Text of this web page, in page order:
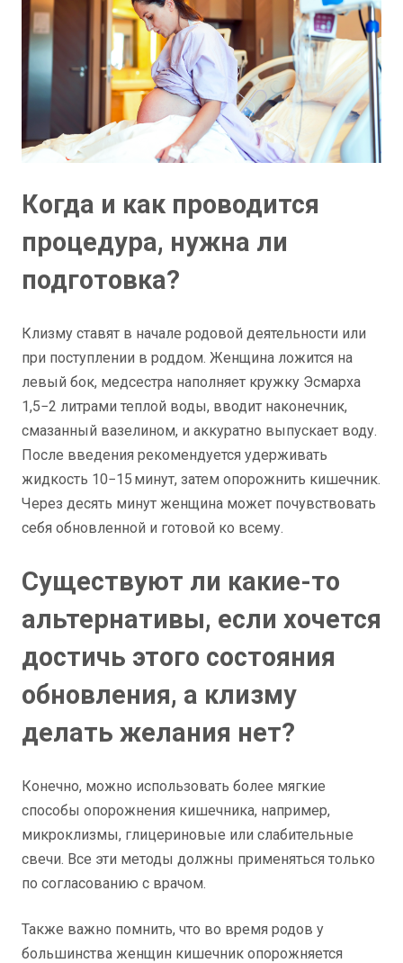
Когда и как проводится
процедура, нужна ли
подготовка?
Клизму ставят в начале родовой деятельности или
при поступлении в роддом. Женщина ложится на
левый бок, медсестра наполняет кружку Эсмарха
1,5−2 литрами теплой воды, вводит наконечник,
смазанный вазелином, и аккуратно выпускает воду.
После введения рекомендуется удерживать
жидкость 10−15 минут, затем опорожнить кишечник.
Через десять минут женщина может почувствовать
себя обновленной и готовой ко всему.
Существуют ли какие-то
альтернативы, если хочется
достичь этого состояния
обновления, а клизму
делать желания нет?
Конечно, можно использовать более мягкие
способы опорожнения кишечника, например,
микроклизмы, глицериновые или слабительные
свечи. Все эти методы должны применяться только
по согласованию с врачом.
Также важно помнить, что во время родов у
большинства женщин кишечник опорожняется